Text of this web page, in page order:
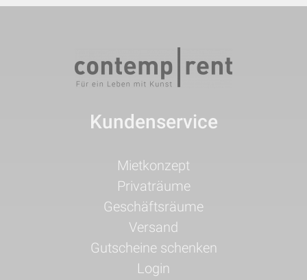
Kundenservice
Navigation
überspringen
Mietkonzept
Privaträume
Geschäftsräume
Versand
Gutscheine schenken
Login